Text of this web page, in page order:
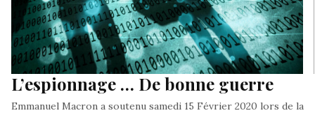
L’espionnage … De bonne guerre
Emmanuel Macron a soutenu samedi 15 Février 2020 lors de la